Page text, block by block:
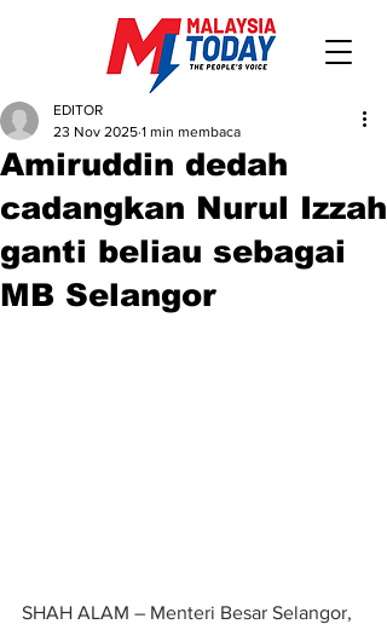
Amiruddin dedah
cadangkan Nurul Izzah
ganti beliau sebagai
MB Selangor
EDITOR
23 Nov 2025 1 min membaca
SHAH ALAM – Menteri Besar Selangor,